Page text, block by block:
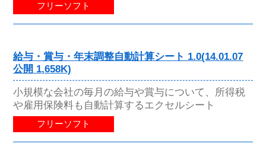
フリーソフト
給与・賞与・年末調整自動計算シート 1.0(14.01.07
公開 1,658K)
小規模な会社の毎月の給与や賞与について、所得税
や雇用保険料も自動計算するエクセルシート
フリーソフト